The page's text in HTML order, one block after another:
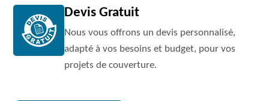
Devis Gratuit
Nous vous offrons un devis personnalisé,
adapté à vos besoins et budget, pour vos
projets de couverture.